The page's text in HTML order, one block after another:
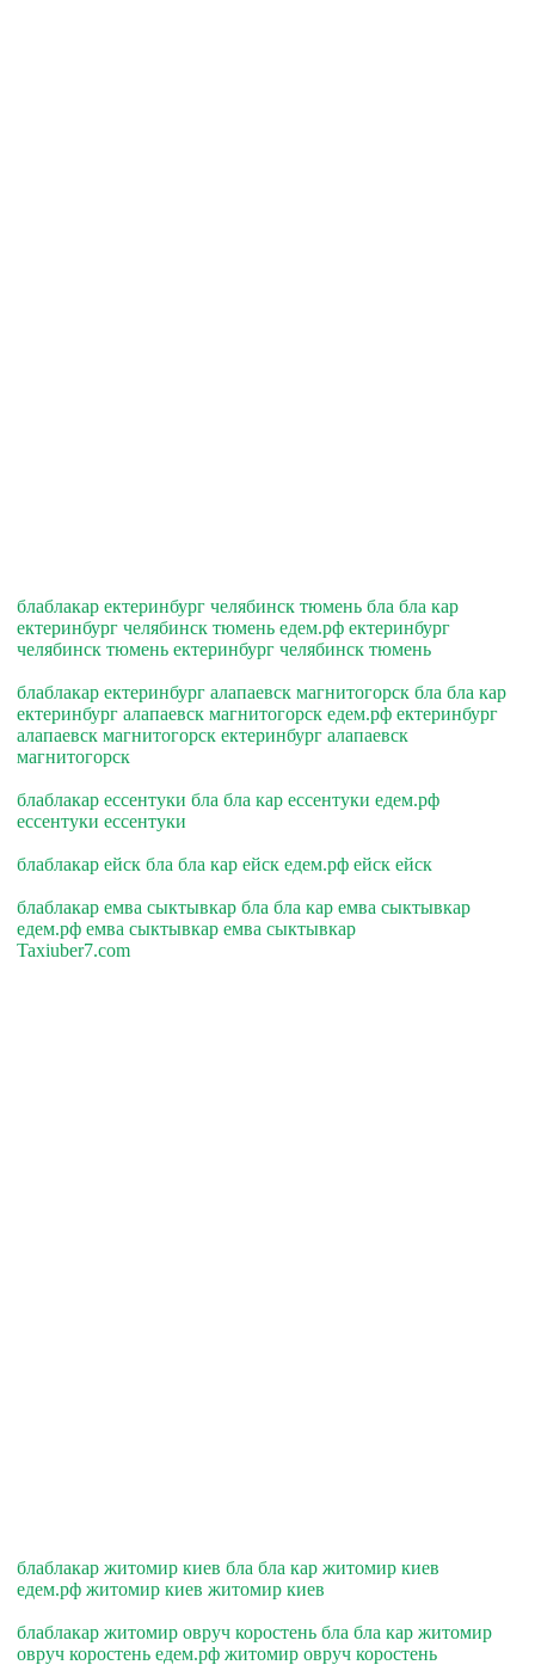
блаблакар ектеринбург челябинск тюмень бла бла кар
ектеринбург челябинск тюмень едем.рф ектеринбург
челябинск тюмень ектеринбург челябинск тюмень
блаблакар ектеринбург алапаевск магнитогорск бла бла кар
ектеринбург алапаевск магнитогорск едем.рф ектеринбург
алапаевск магнитогорск ектеринбург алапаевск
магнитогорск
блаблакар ессентуки бла бла кар ессентуки едем.рф
ессентуки ессентуки
блаблакар ейск бла бла кар ейск едем.рф ейск ейск
блаблакар емва сыктывкар бла бла кар емва сыктывкар
едем.рф емва сыктывкар емва сыктывкар
Taxiuber7.com
блаблакар житомир киев бла бла кар житомир киев
едем.рф житомир киев житомир киев
блаблакар житомир овруч коростень бла бла кар житомир
овруч коростень едем.рф житомир овруч коростень